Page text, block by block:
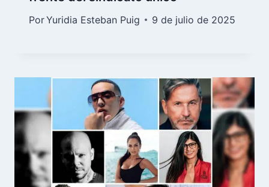
PorYuridia Esteban Puig 9 de julio de 2025